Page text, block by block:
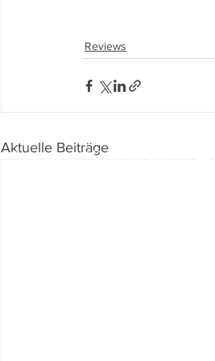
Reviews
Aktuelle Beiträge
Impressum IDatenschutz